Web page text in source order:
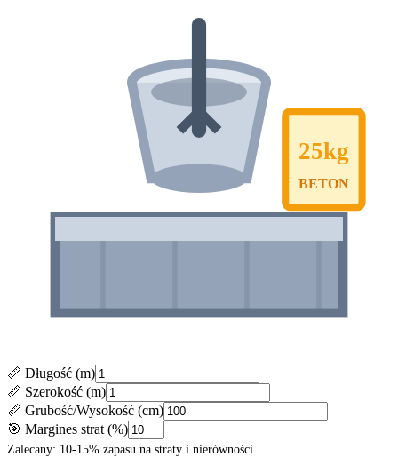
25kg
BETON
📏 Długość (m)
📏 Szerokość (m)
📏 Grubość/Wysokość (cm)
🎯 Margines strat (%)
Zalecany: 10-15% zapasu na straty i nierówności